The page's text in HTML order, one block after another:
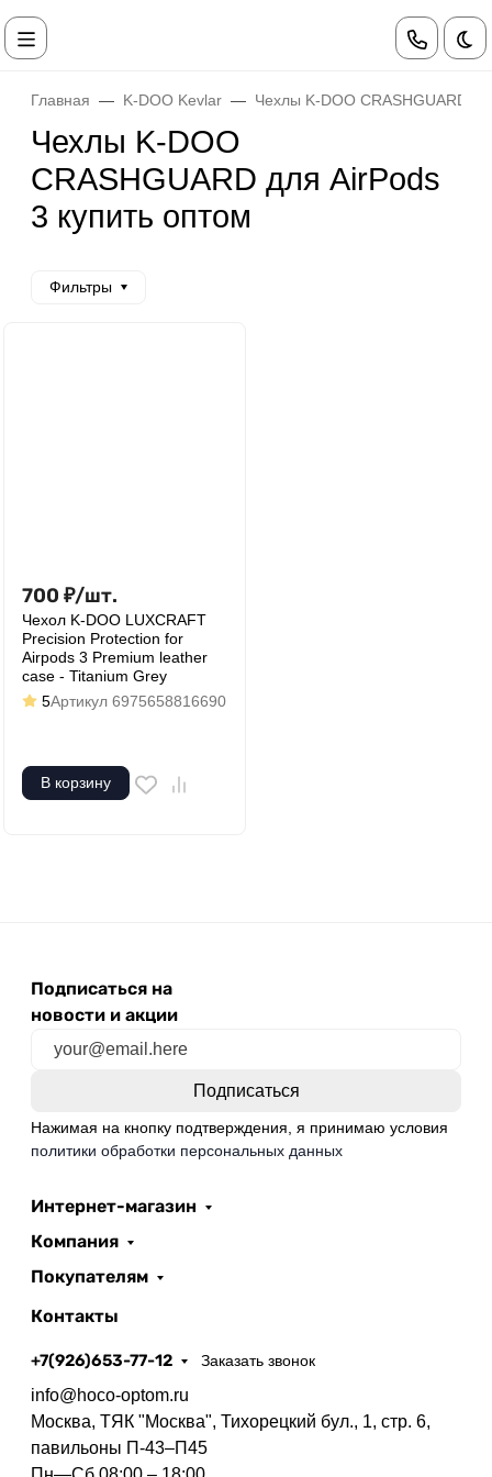
Главная K-DOO Kevlar Чехлы K-DOO CRASHGUARD
Чехлы K-DOO
CRASHGUARD для AirPods
3 купить оптом
Фильтры
700 ₽/шт.
Чехол K-DOO LUXCRAFT
Precision Protection for
Airpods 3 Premium leather
case - Titanium Grey
5Артикул 6975658816690
В корзину
Подписаться на
новости и акции
Нажимая на кнопку подтверждения, я принимаю условия
политики обработки персональных данных
Интернет-магазин
Компания
Покупателям
Контакты
+7(926)653-77-12 Заказать звонок
info@hoco-optom.ru
Москва, ТЯК "Москва", Тихорецкий бул., 1, стр. 6,
павильоны П-43–П45